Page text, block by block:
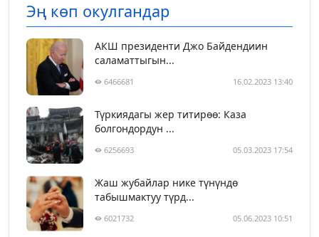
Эң көп окулгандар
АКШ президенти Джо Байдендиин
саламаттыгын...
6466681 16.02.2023 13:40
Түркиядагы жер титирөө: Каза
болгондордун ...
6256693 05.03.2023 17:54
Жаш жубайлар нике түнүндө
табышмактуу түрд...
6021732 05.06.2023 10:51